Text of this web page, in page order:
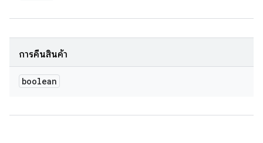
การคืนสินค้า
boolean